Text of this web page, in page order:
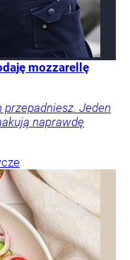
mozzarellę
przepadniesz. Jeden
naprawdę